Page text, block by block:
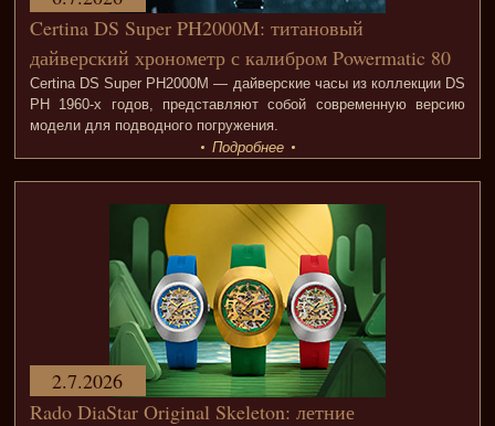
Certina DS Super PH2000M: титановый
дайверский хронометр с калибром Powermatic 80
Certina DS Super PH2000M — дайверские часы из коллекции DS
PH 1960-х годов, представляют собой современную версию
модели для подводного погружения.
Подробнее
Rado DiaStar Original Skeleton: летние
2.7.2026